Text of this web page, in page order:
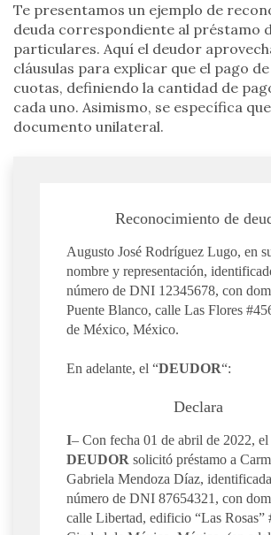
Te presentamos un ejemplo de
deuda correspondiente al préstamo
particulares. Aquí el deudor
cláusulas para explicar que el pago
cuotas, definiendo la cantidad de
cada uno. Asimismo, se específica
documento unilateral.
Reconocimiento de
Augusto José Rodríguez Lugo, en
nombre y representación,
número de DNI 12345678, con
Puente Blanco, calle Las Flores
de México, México.
En adelante, el “DEUDOR“:
Declara
I– Con fecha 01 de abril de 2022, el
DEUDOR solicitó préstamo a
Gabriela Mendoza Díaz,
número de DNI 87654321, con
calle Libertad, edificio “Las Rosas”